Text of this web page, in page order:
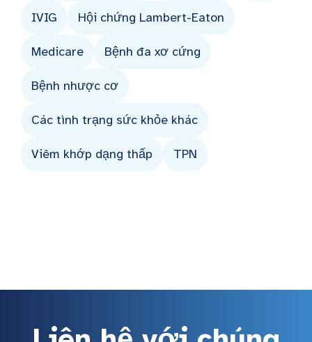
IVIG Hội chứng Lambert-Eaton
Medicare Bệnh đa xơ cứng
Bệnh nhược cơ
Các tình trạng sức khỏe khác
Viêm khớp dạng thấp TPN